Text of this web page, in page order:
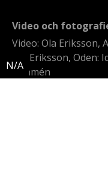
Video och
Video: Ola Eriksson,
Ola Eriksson,
Wramén